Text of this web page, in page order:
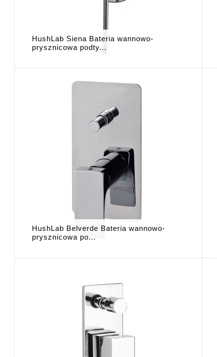
HushLab Siena Bateria wannowo-
prysznicowa podty...
HushLab Belverde Bateria wannowo-
prysznicowa po...